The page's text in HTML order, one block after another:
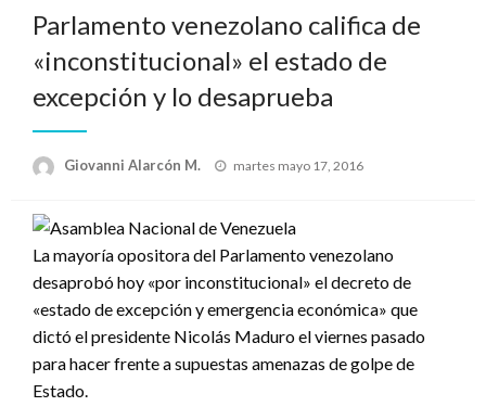
Parlamento venezolano califica de
«inconstitucional» el estado de
excepción y lo desaprueba
Giovanni Alarcón M.
Publicado
martes mayo 17, 2016
La mayoría opositora del Parlamento venezolano
desaprobó hoy «por inconstitucional» el decreto de
«estado de excepción y emergencia económica» que
dictó el presidente Nicolás Maduro el viernes pasado
para hacer frente a supuestas amenazas de golpe de
Estado.